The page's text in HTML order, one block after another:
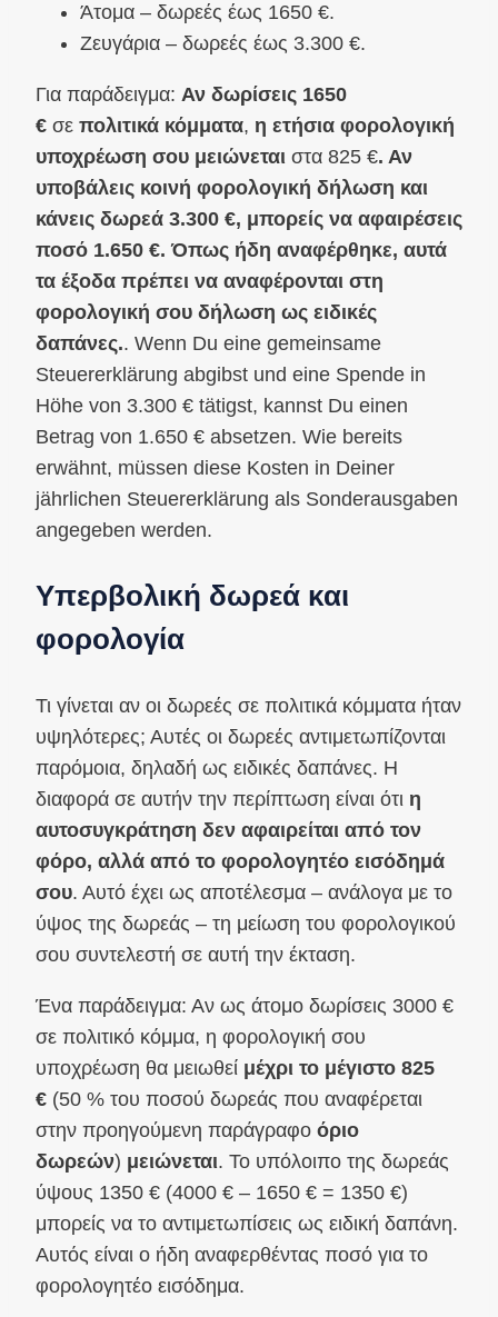
Άτομα – δωρεές έως 1650 €.
Ζευγάρια – δωρεές έως 3.300 €.
Για παράδειγμα: Αν δωρίσεις 1650
€ σε πολιτικά κόμματα, η ετήσια φορολογική
υποχρέωση σου μειώνεται στα 825 €. Αν
υποβάλεις κοινή φορολογική δήλωση και
κάνεις δωρεά 3.300 €, μπορείς να αφαιρέσεις
ποσό 1.650 €. Όπως ήδη αναφέρθηκε, αυτά
τα έξοδα πρέπει να αναφέρονται στη
φορολογική σου δήλωση ως ειδικές
δαπάνες.. Wenn Du eine gemeinsame
Steuererklärung abgibst und eine Spende in
Höhe von 3.300 € tätigst, kannst Du einen
Betrag von 1.650 € absetzen. Wie bereits
erwähnt, müssen diese Kosten in Deiner
jährlichen Steuererklärung als Sonderausgaben
angegeben werden.
Υπερβολική δωρεά και
φορολογία
Τι γίνεται αν οι δωρεές σε πολιτικά κόμματα ήταν
υψηλότερες; Αυτές οι δωρεές αντιμετωπίζονται
παρόμοια, δηλαδή ως ειδικές δαπάνες. Η
διαφορά σε αυτήν την περίπτωση είναι ότι η
αυτοσυγκράτηση δεν αφαιρείται από τον
φόρο, αλλά από το φορολογητέο εισόδημά
σου. Αυτό έχει ως αποτέλεσμα – ανάλογα με το
ύψος της δωρεάς – τη μείωση του φορολογικού
σου συντελεστή σε αυτή την έκταση.
Ένα παράδειγμα: Αν ως άτομο δωρίσεις 3000 €
σε πολιτικό κόμμα, η φορολογική σου
υποχρέωση θα μειωθεί μέχρι το μέγιστο 825
€ (50 % του ποσού δωρεάς που αναφέρεται
στην προηγούμενη παράγραφο όριο
δωρεών) μειώνεται. Το υπόλοιπο της δωρεάς
ύψους 1350 € (4000 € – 1650 € = 1350 €)
μπορείς να το αντιμετωπίσεις ως ειδική δαπάνη.
Αυτός είναι ο ήδη αναφερθέντας ποσό για το
φορολογητέο εισόδημα.